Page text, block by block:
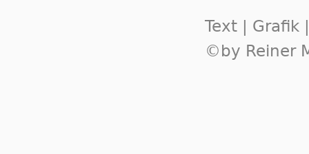
Text | Grafik
©by Reiner